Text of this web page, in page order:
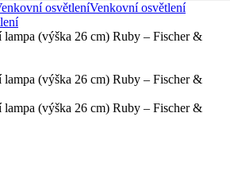
osvětleníVenkovní osvětlení